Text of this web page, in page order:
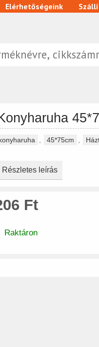
Elérhetőségeink
45*75cm
Részletes leírás
Ft
Raktáron